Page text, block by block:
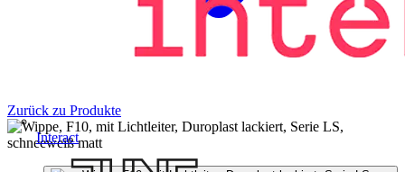
Interact
Zurück zu Produkte